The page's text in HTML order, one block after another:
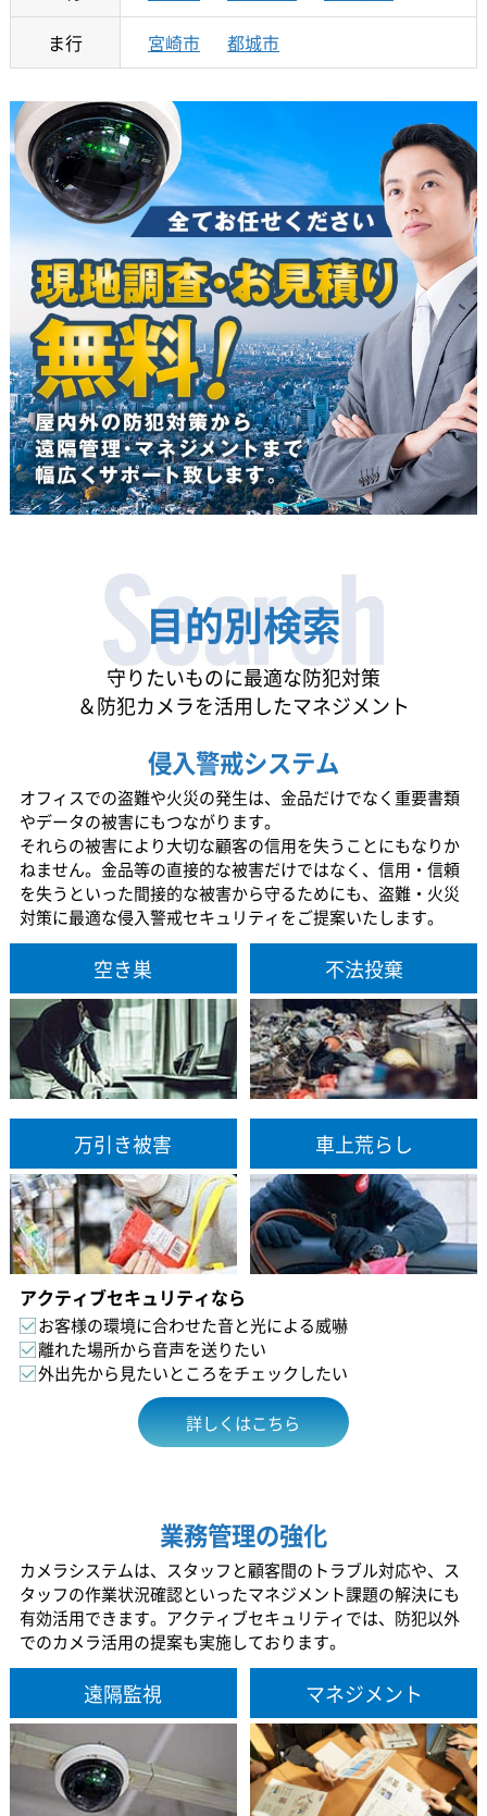
ま行
宮崎市 都城市
目的別検索
守りたいものに最適な防犯対策
＆防犯カメラを活用したマネジメント
侵入警戒システム
オフィスでの盗難や火災の発生は、金品だけでなく重要書類
やデータの被害にもつながります。
それらの被害により大切な顧客の信用を失うことにもなりか
ねません。金品等の直接的な被害だけではなく、信用・信頼
を失うといった間接的な被害から守るためにも、盗難・火災
対策に最適な侵入警戒セキュリティをご提案いたします。
空き巣 不法投棄
万引き被害 車上荒らし
アクティブセキュリティなら
お客様の環境に合わせた音と光による威嚇
離れた場所から音声を送りたい
外出先から見たいところをチェックしたい
詳しくはこちら
業務管理の強化
カメラシステムは、スタッフと顧客間のトラブル対応や、ス
タッフの作業状況確認といったマネジメント課題の解決にも
有効活用できます。アクティブセキュリティでは、防犯以外
でのカメラ活用の提案も実施しております。
遠隔監視 マネジメント